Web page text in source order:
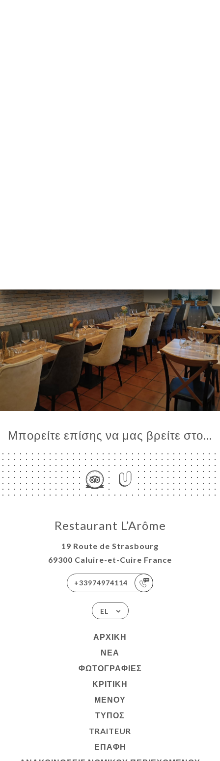
Μπορείτε επίσης να μας βρείτε στο...
Restaurant L’Arôme
19 Route de Strasbourg
69300 Caluire-et-Cuire France
+33974974114
EL
ΑΡΧΙΚΉ
ΝΈΑ
ΦΩΤΟΓΡΑΦΊΕΣ
ΚΡΙΤΙΚΉ
ΜΕΝΟΎ
ΤΎΠΟΣ
TRAITEUR
ΕΠΑΦΉ